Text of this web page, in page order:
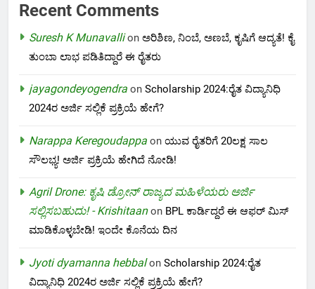
Recent Comments
Suresh K Munavallion ಅರಿಶಿಣ, ನಿಂಬೆ, ಅಣಬೆ, ಕೃಷಿಗೆ ಆದ್ಯತೆ! ಕೈ
ತುಂಬಾ ಲಾಭ ಪಡಿತಿದ್ದಾರೆ ಈ ರೈತರು
jayagondeyogendra on Scholarship 2024:ರೈತ ವಿದ್ಯಾನಿಧಿ
2024ರ ಅರ್ಜಿ ಸಲ್ಲಿಕೆ ಪ್ರಕ್ರಿಯೆ ಹೇಗೆ?
Narappa Keregoudappa on ಯುವ ರೈತರಿಗೆ 20ಲಕ್ಷ ಸಾಲ
ಸೌಲಭ್ಯ! ಅರ್ಜಿ ಪ್ರಕ್ರಿಯೆ ಹೇಗಿದೆ ನೋಡಿ!
Agril Drone: ಕೃಷಿ ಡ್ರೋನ್ ರಾಜ್ಯದ ಮಹಿಳೆಯರು ಅರ್ಜಿ
ಸಲ್ಲಿಸಬಹುದು! - Krishitaanon BPL ಕಾರ್ಡಿದ್ದರೆ ಈ ಆಫರ್ ಮಿಸ್
ಮಾಡಿಕೊಳ್ಳಬೇಡಿ! ಇಂದೇ ಕೊನೆಯ ದಿನ
Jyoti dyamanna hebbalon Scholarship 2024:ರೈತ
ವಿದ್ಯಾನಿಧಿ 2024ರ ಅರ್ಜಿ ಸಲ್ಲಿಕೆ ಪ್ರಕ್ರಿಯೆ ಹೇಗೆ?